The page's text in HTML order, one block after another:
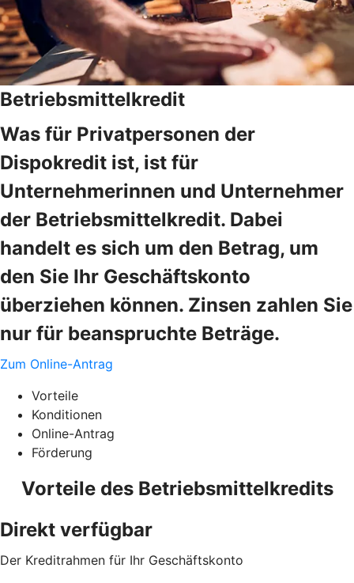
Betriebsmittelkredit
Was für Privatpersonen der
Dispokredit ist, ist für
Unternehmerinnen und Unternehmer
der Betriebsmittelkredit. Dabei
handelt es sich um den Betrag, um
den Sie Ihr Geschäftskonto
überziehen können. Zinsen zahlen Sie
nur für beanspruchte Beträge.
Zum Online-Antrag
Vorteile
Konditionen
Online-Antrag
Förderung
Vorteile des Betriebsmittelkredits
Direkt verfügbar
Der Kreditrahmen für Ihr Geschäftskonto